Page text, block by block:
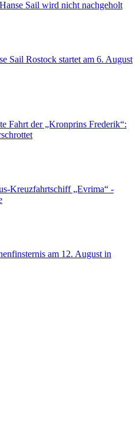
Sail wird nicht nachgeholt
Sail Rostock startet am 6. August
Fahrt der „Kronprins Frederik“:
Kreuzfahrtschiff „Evrima“ -
am 12. August in